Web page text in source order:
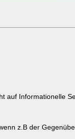
auf Informationelle
z.B der